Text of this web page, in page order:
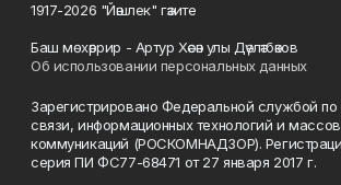
1917-2026 "Йәшлек" гәзите
Баш мөхәррир - Артур Хәсән улы Дәүләтбәков
Об использовании персональных данных
Зарегистрировано Федеральной службой
связи, информационных технологий и
коммуникаций (РОСКОМНАДЗОР).
серия ПИ ФС77-68471 от 27 января 2017 г.